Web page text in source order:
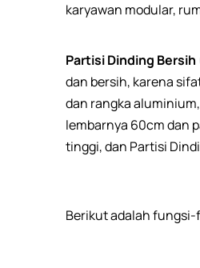
karyawan modular,
Partisi Dinding
dan bersih, karena
dan rangka
lembarnya 60cm dan
tinggi, dan Partisi
Berikut adalah fungsi-